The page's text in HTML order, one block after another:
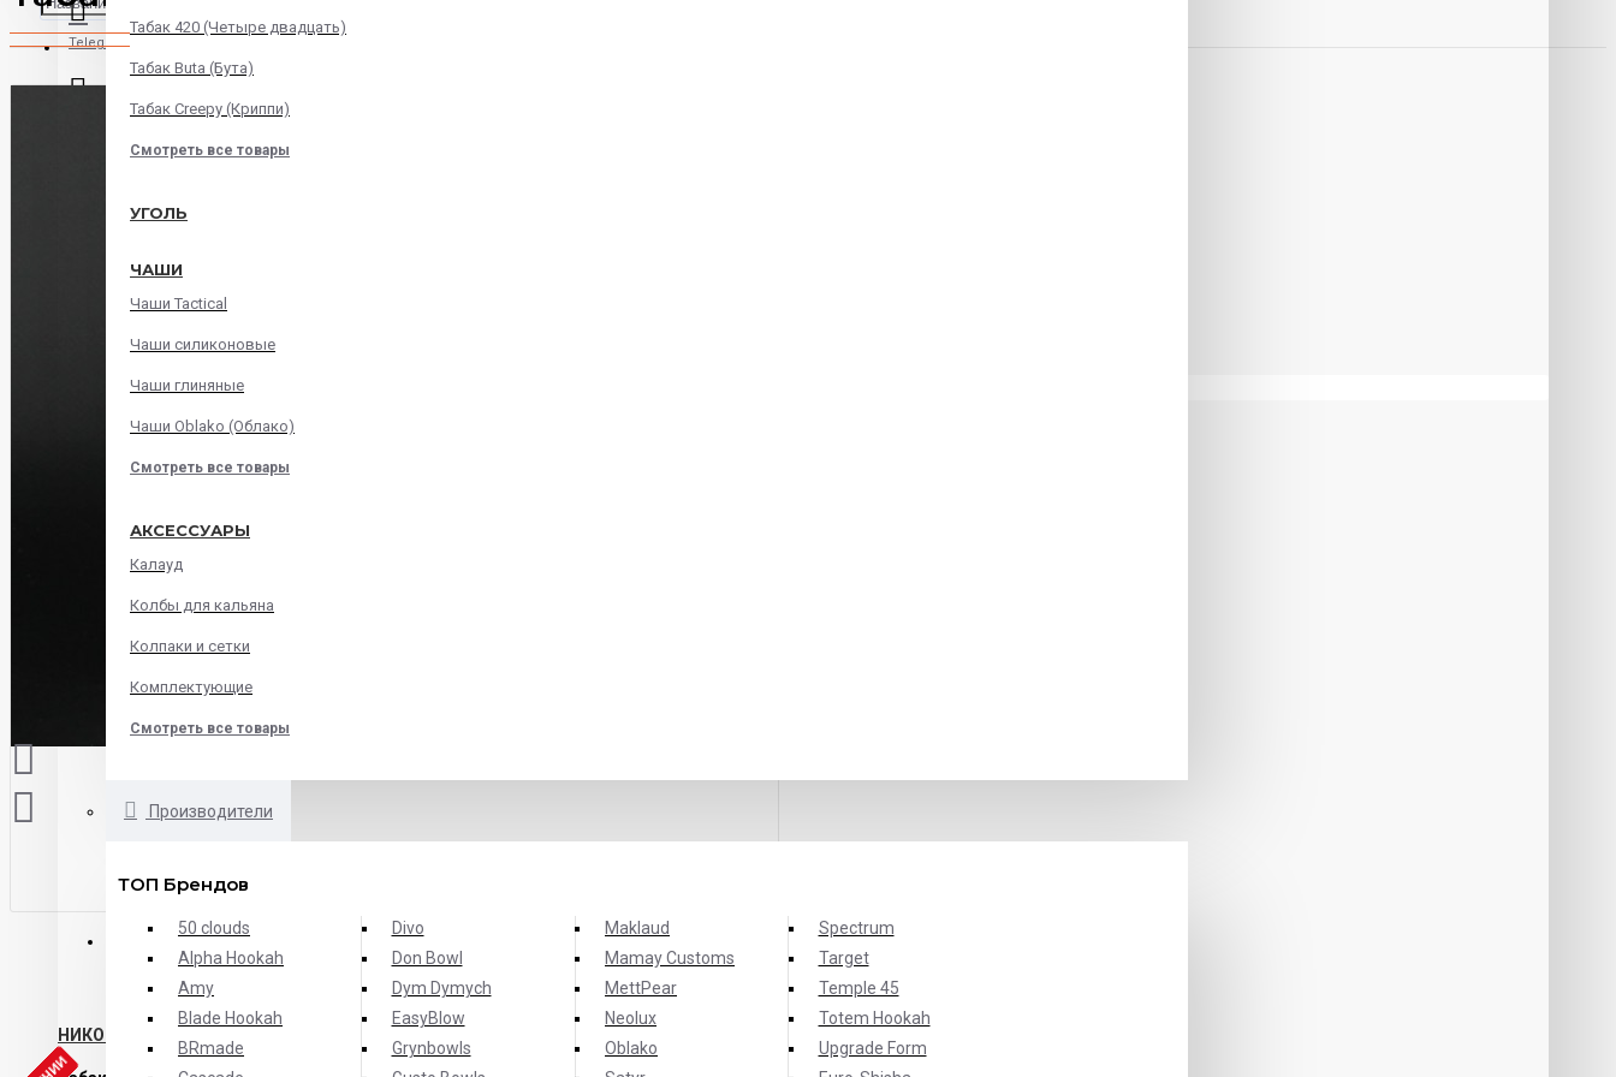
Telegram
Instagram
В корзине пусто!
Табак 420 (Четыре двадцать)
Табак Buta (Бута)
Табак Creepy (Криппи)
Смотреть все товары
УГОЛЬ
ЧАШИ
Чаши Tactical
Чаши силиконовые
Чаши глиняные
Чаши Oblako (Облако)
Смотреть все товары
АКСЕССУАРЫ
Калауд
Колбы для кальяна
Колпаки и сетки
Комплектующие
Смотреть все товары
Производители
ТОП Брендов
50 clouds
Alpha Hookah
Amy
Blade Hookah
BRmade
Divo
Don Bowl
Dym Dymych
EasyBlow
Grynbowls
Maklaud
Mamay Customs
MettPear
Neolux
Oblako
Spectrum
Target
Temple 45
Totem Hookah
Upgrade Form
ОПИСАНИЕ ХАРАКТЕРИСТИКИ
НИКОГДА БОЛЬШЕ И НЕ БУДЕТ